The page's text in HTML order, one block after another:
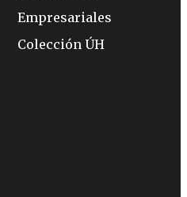
Empresariales
Colección ÚH